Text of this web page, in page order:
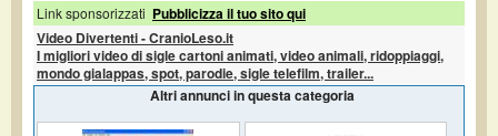
Link sponsorizzati Pubblicizza il tuo sito qui
Video Divertenti - CranioLeso.it
I migliori video di sigle cartoni animati, video animali, ridoppiaggi,
mondo gialappas, spot, parodie, sigle telefilm, trailer...
Altri annunci in questa categoria